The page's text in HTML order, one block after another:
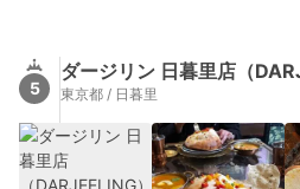
5
ダージリン 日暮里店（
東京都 / 日暮里